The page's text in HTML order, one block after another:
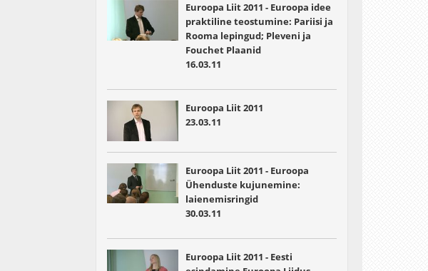
Euroopa Liit 2011 - Euroopa idee
praktiline teostumine: Pariisi ja
Rooma lepingud; Pleveni ja
Fouchet Plaanid
16.03.11
Euroopa Liit 2011
23.03.11
Euroopa Liit 2011 - Euroopa
Ühenduste kujunemine:
laienemisringid
30.03.11
Euroopa Liit 2011 - Eesti